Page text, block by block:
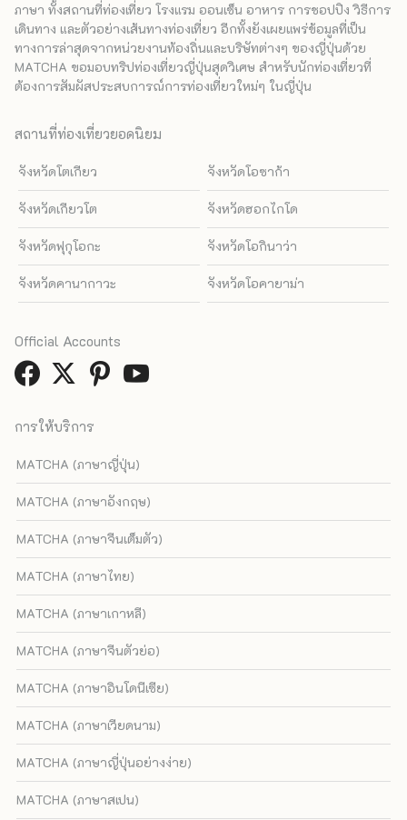
ภาษา ทั้งสถานที่ท่องเที่ยว โรงแรม ออนเซ็น อาหาร การชอปปิง วิธีการ
เดินทาง และตัวอย่างเส้นทางท่องเที่ยว อีกทั้งยังเผยแพร่ข้อมูลที่เป็น
ทางการล่าสุดจากหน่วยงานท้องถิ่นและบริษัทต่างๆ ของญี่ปุ่นด้วย
MATCHA ขอมอบทริปท่องเที่ยวญี่ปุ่นสุดวิเศษ สำหรับนักท่องเที่ยวที่
ต้องการสัมผัสประสบการณ์การท่องเที่ยวใหม่ๆ ในญี่ปุ่น
สถานที่ท่องเที่ยวยอดนิยม
จังหวัดโตเกียว จังหวัดโอซาก้า
จังหวัดเกียวโต จังหวัดฮอกไกโด
จังหวัดฟุกุโอกะ จังหวัดโอกินาว่า
จังหวัดคานากาวะ จังหวัดโอคายาม่า
การให้บริการ
MATCHA (ภาษาญี่ปุ่น)
MATCHA (ภาษาอังกฤษ)
MATCHA (ภาษาจีนเต็มตัว)
MATCHA (ภาษาไทย)
MATCHA (ภาษาเกาหลี)
MATCHA (ภาษาจีนตัวย่อ)
MATCHA (ภาษาอินโดนีเซีย)
MATCHA (ภาษาเวียดนาม)
MATCHA (ภาษาญี่ปุ่นอย่างง่าย)
MATCHA (ภาษาสเปน)
Official Accounts